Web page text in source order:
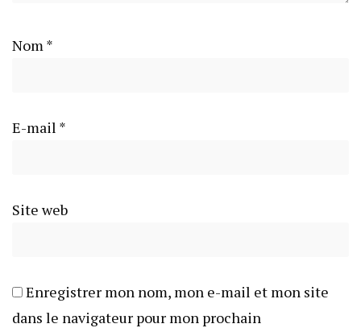
Nom *
E-mail *
Site web
Enregistrer mon nom, mon e-mail et mon site
dans le navigateur pour mon prochain